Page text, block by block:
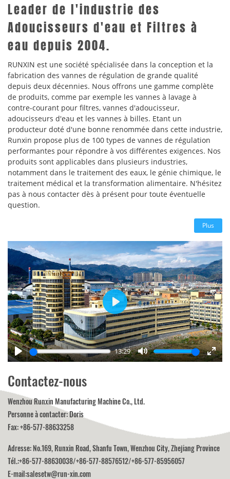
Leader de l'industrie des
Adoucisseurs d'eau et Filtres à
eau depuis 2004.
RUNXIN est une société spécialisée dans la conception et la
fabrication des vannes de régulation de grande qualité
depuis deux décennies. Nous offrons une gamme complète
de produits, comme par exemple les vannes à lavage à
contre-courant pour filtres, vannes d'adoucisseur,
adoucisseurs d'eau et les vannes à billes. Etant un
producteur doté d'une bonne renommée dans cette industrie,
Runxin propose plus de 100 types de vannes de régulation
performantes pour répondre à vos différentes exigences. Nos
produits sont applicables dans plusieurs industries,
notamment dans le traitement des eaux, le génie chimique, le
traitement médical et la transformation alimentaire. N'hésitez
pas à nous contacter dès à présent pour toute éventuelle
question.
Plus
Play
13:29
Mute
Enter
Play
Contactez-nous
Wenzhou Runxin Manufacturing Machine Co., Ltd.
Personne à contacter: Doris
Fax: +86-577-88633258
Adresse: No.169, Runxin Road, Shanfu Town, Wenzhou City, Zhejiang Province
Tél.:+86-577-88630038/+86-577-88576512/+86-577-85956057
E-mail:salesetw@run-xin.com